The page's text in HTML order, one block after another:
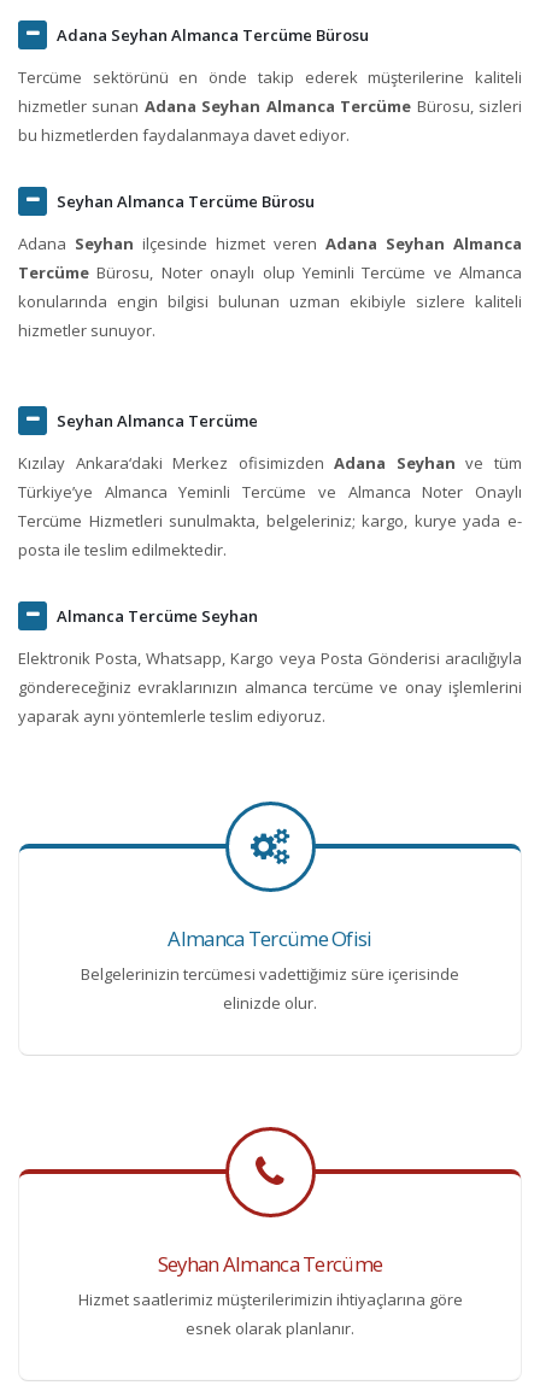
Adana Seyhan Almanca Tercüme Bürosu
Tercüme sektörünü en önde takip ederek müşterilerine kaliteli
hizmetler sunan Adana Seyhan Almanca Tercüme Bürosu, sizleri
bu hizmetlerden faydalanmaya davet ediyor.
Seyhan Almanca Tercüme Bürosu
Adana Seyhan ilçesinde hizmet veren Adana Seyhan Almanca
Tercüme Bürosu, Noter onaylı olup Yeminli Tercüme ve Almanca
konularında engin bilgisi bulunan uzman ekibiyle sizlere kaliteli
hizmetler sunuyor.
Seyhan Almanca Tercüme
Kızılay Ankara‘daki Merkez ofisimizdenAdana Seyhan ve tüm
Türkiye’ye Almanca Yeminli Tercüme ve Almanca Noter Onaylı
Tercüme Hizmetleri sunulmakta, belgeleriniz; kargo, kurye yada e-
posta ile teslim edilmektedir.
Almanca Tercüme Seyhan
Elektronik Posta, Whatsapp, Kargo veya Posta Gönderisi aracılığıyla
göndereceğiniz evraklarınızın almanca tercüme ve onay işlemlerini
yaparak aynı yöntemlerle teslim ediyoruz.
Almanca Tercüme Ofisi
Belgelerinizin tercümesi vadettiğimiz süre içerisinde
elinizde olur.
Seyhan Almanca Tercüme
Hizmet saatlerimiz müşterilerimizin ihtiyaçlarına göre
esnek olarak planlanır.